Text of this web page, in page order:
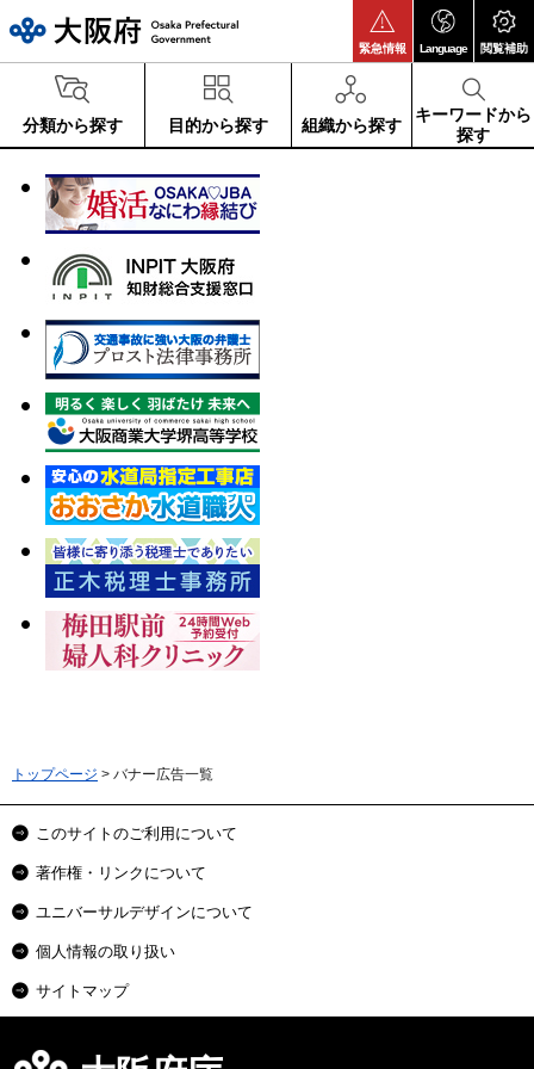
緊急情報 Language 閲覧補助
分類から探す 目的から探す 組織から探す
キーワードから
探す
トップページ > バナー広告一覧
このサイトのご利用について
著作権・リンクについて
ユニバーサルデザインについて
個人情報の取り扱い
サイトマップ